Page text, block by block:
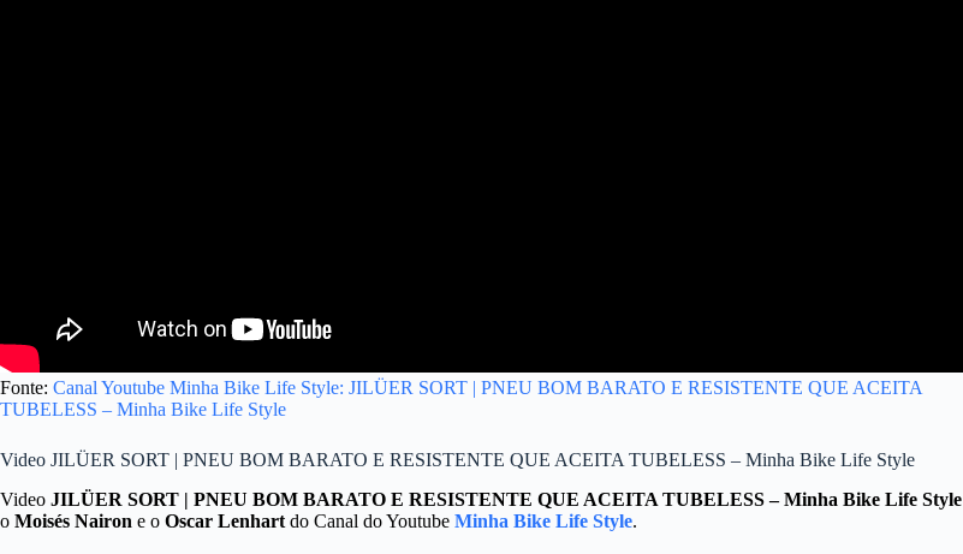
Fonte: Canal Youtube Minha Bike Life Style: JILÜER SORT | PNEU BOM BARATO E RESISTENTE QUE ACEITA
TUBELESS – Minha Bike Life Style
Video JILÜER SORT | PNEU BOM BARATO E RESISTENTE QUE ACEITA TUBELESS – Minha Bike Life Style
Video JILÜER SORT | PNEU BOM BARATO E RESISTENTE QUE ACEITA TUBELESS – Minha Bike Life Style
o Moisés Nairon e o Oscar Lenhart do Canal do Youtube Minha Bike Life Style.